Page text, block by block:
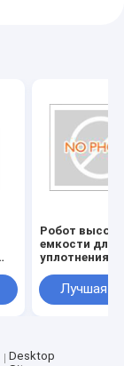
Робот
емкости для
уплотнения
уплотнения
1200 мм*800
обработки
Лучшая
Desktop